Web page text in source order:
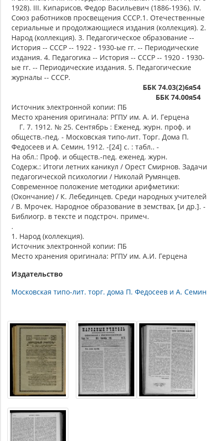
1928). III. Кипарисов, Федор Васильевич (1886-1936). IV.
Союз работников просвещения СССР.1. Отечественные
сериальные и продолжающиеся издания (коллекция). 2.
Народ (коллекция). 3. Педагогическое образование --
История -- СССР -- 1922 - 1930-ые гг. -- Периодические
издания. 4. Педагогика -- История -- СССР -- 1920 - 1930-
ые гг. -- Периодические издания. 5. Педагогические
журналы -- СССР.
ББК 74.03(2)6я54
ББК 74.00я54
Источник электронной копии: ПБ
Место хранения оригинала: РГПУ им. А. И. Герцена
Г. 7. 1912. № 25. Сентябрь : Еженед. журн. проф. и
обществ.-пед. - Московская типо-лит. Торг. Дома П.
Федосеев и А. Семин, 1912. -[24] с. : табл.. -
На обл.: Проф. и обществ.-пед. еженед. журн.
Содерж.: Итоги летних каникул / Орест Смирнов. Задачи
педагогической психологии / Николай Румянцев.
Современное положение методики арифметики:
(Окончание) / К. Лебединцев. Среди народных учителей
/ В. Мрочек. Народное образование в земствах, [и др.]. -
Библиогр. в тексте и подстроч. примеч.
.
1. Народ (коллекция).
Источник электронной копии: ПБ
Место хранения оригинала: РГПУ им. А.И. Герцена
Издательство
Московская типо-лит. торг. дома П. Федосеев и А. Семин